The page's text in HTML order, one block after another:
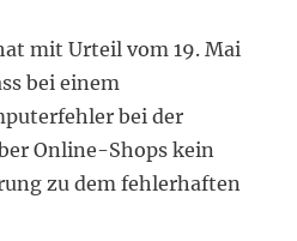
mit Urteil vom 19. Mai
bei einem
bei der
Online-Shops kein
zu dem fehlerhaften